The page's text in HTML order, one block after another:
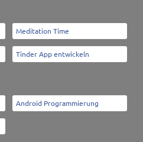
Meditation Time
Tinder App entwickeln
Android Programmierung